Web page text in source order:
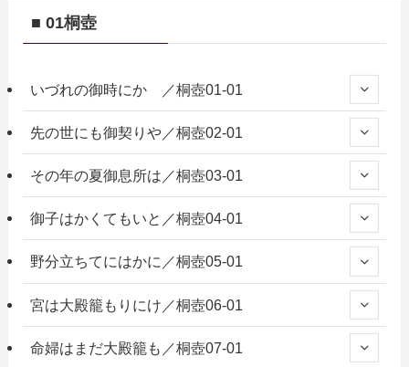
■ 01桐壺
いづれの御時にか ／桐壺01-01
先の世にも御契りや／桐壺02-01
その年の夏御息所は／桐壺03-01
御子はかくてもいと／桐壺04-01
野分立ちてにはかに／桐壺05-01
宮は大殿籠もりにけ／桐壺06-01
命婦はまだ大殿籠も／桐壺07-01